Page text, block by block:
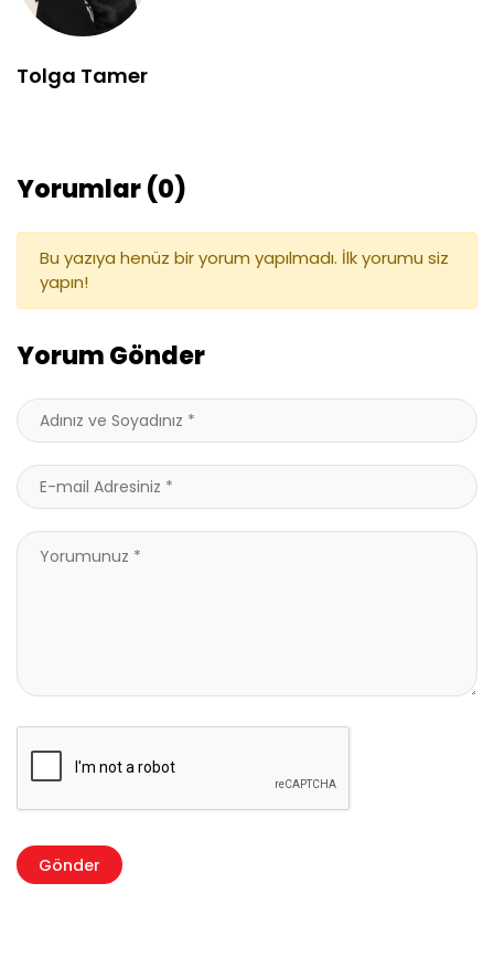
Tolga Tamer
Yorumlar (0)
Bu yazıya henüz bir yorum yapılmadı. İlk yorumu siz
yapın!
Yorum Gönder